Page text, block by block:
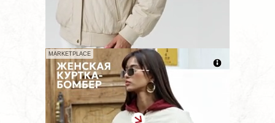
MARKETPLACE